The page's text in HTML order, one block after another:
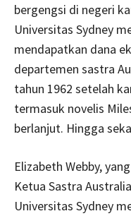
bergengsi di negeri
Universitas Sydney
mendapatkan dana
departemen sastra
tahun 1962 setelah
termasuk novelis
berlanjut. Hingga
Elizabeth Webby,
Ketua Sastra
Universitas Sydney